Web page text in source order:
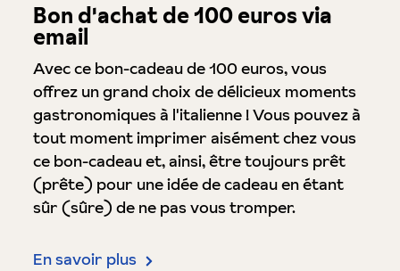
Bon d'achat de 100 euros via
email
Avec ce bon-cadeau de 100 euros, vous
offrez un grand choix de délicieux moments
gastronomiques à l'italienne ! Vous pouvez à
tout moment imprimer aisément chez vous
ce bon-cadeau et, ainsi, être toujours prêt
(prête) pour une idée de cadeau en étant
sûr (sûre) de ne pas vous tromper.
En savoir plus